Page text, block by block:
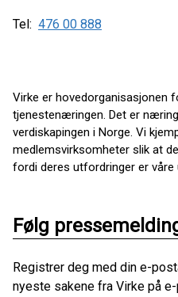
Tel: 476 00 888
Virke er hovedorganisasjonen
tjenestenæringen. Det er
verdiskapingen i Norge. Vi
medlemsvirksomheter slik at
fordi deres utfordringer er våre
Følg
Registrer deg med din e-
nyeste sakene fra Virke på